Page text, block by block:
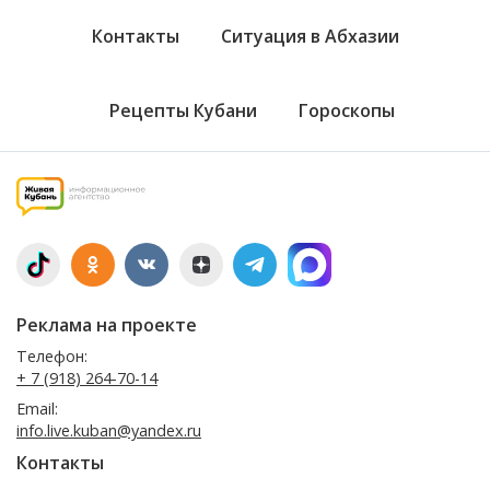
Контакты Ситуация в Абхазии
Рецепты Кубани Гороскопы
Реклама на проекте
Телефон:
+ 7 (918) 264-70-14
Email:
info.live.kuban@yandex.ru
Контакты